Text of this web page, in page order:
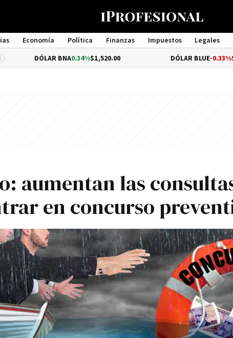
Economía Política Finanzas Impuestos Legales
Management
BNA 0.34%$1,520.00 -0.33%$1,540.00
aumentan las
en concurso